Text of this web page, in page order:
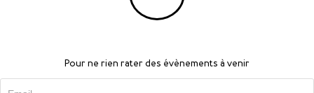
Pour ne rien rater des évènements à venir